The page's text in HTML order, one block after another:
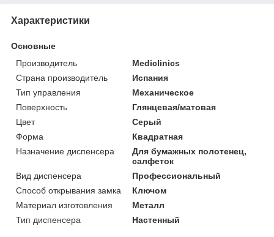
Характеристики
Основные
Производитель
Mediclinics
Страна производитель
Испания
Тип управления
Механическое
Поверхность
Глянцевая/матовая
Цвет
Серый
Форма
Квадратная
Назначение диспенсера
Для бумажных полотенец,
салфеток
Вид диспенсера
Профессиональный
Способ открывания замка
Ключом
Материал изготовления
Металл
Тип диспенсера
Настенный